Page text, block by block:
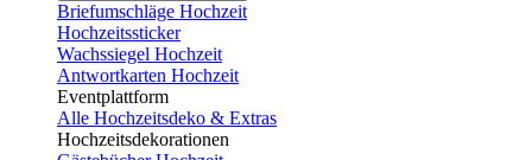
Briefumschläge Hochzeit
Hochzeitssticker
Wachssiegel Hochzeit
Antwortkarten Hochzeit
Eventplattform
Alle Hochzeitsdeko & Extras
Hochzeitsdekorationen